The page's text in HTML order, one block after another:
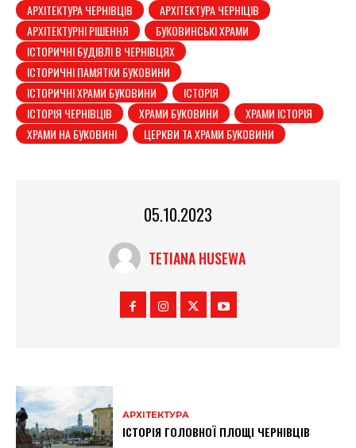
АРХІТЕКТУРА ЧЕРНІВЦІВ
АРХІТЕКТУРА ЧЕРНІЦІВ
АРХІТЕКТУРНІ РІШЕННЯ
БУКОВИНСЬКІ ХРАМИ
ІСТОРИЧНІ БУДІВЛІ В ЧЕРНІВЦЯХ
ІСТОРИЧНІ ПАМЯТКИ БУКОВИНИ
ІСТОРИЧНІ ХРАМИ БУКОВИНИ
ІСТОРІЯ
ІСТОРІЯ ЧЕРНІВЦІВ
ХРАМИ БУКОВИНИ
ХРАМИ ІСТОРІЯ
ХРАМИ НА БУКОВИНІ
ЦЕРКВИ ТА ХРАМИ БУКОВИНИ
05.10.2023
TETIANA HUSEWA
АРХІТЕКТУРА
ІСТОРІЯ ГОЛОВНОЇ ПЛОЩІ ЧЕРНІВЦІВ